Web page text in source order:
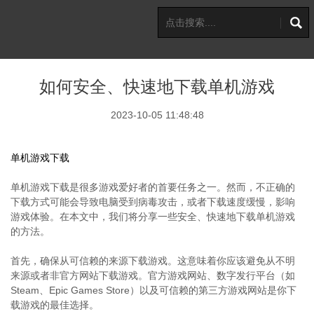
如何安全、快速地下载单机游戏
2023-10-05 11:48:48
单机游戏下载
单机游戏下载是很多游戏爱好者的首要任务之一。然而，不正确的
下载方式可能会导致电脑受到病毒攻击，或者下载速度缓慢，影响
游戏体验。在本文中，我们将分享一些安全、快速地下载单机游戏
的方法。
首先，确保从可信赖的来源下载游戏。这意味着你应该避免从不明
来源或者非官方网站下载游戏。官方游戏网站、数字发行平台（如
Steam、Epic Games Store）以及可信赖的第三方游戏网站是你下
载游戏的最佳选择。